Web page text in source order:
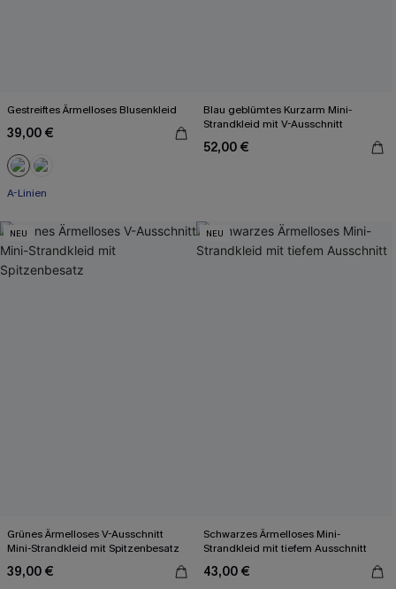
Gestreiftes Ärmelloses Blusenkleid
39,00 €
A-Linien
Blau geblümtes Kurzarm Mini-
Strandkleid mit V-Ausschnitt
52,00 €
NEU
Grünes Ärmelloses V-Ausschnitt
Mini-Strandkleid mit Spitzenbesatz
39,00 €
NEU
Schwarzes Ärmelloses Mini-
Strandkleid mit tiefem Ausschnitt
43,00 €